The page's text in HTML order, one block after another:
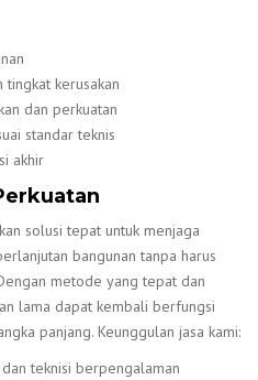
tingkat kerusakan
dan perkuatan
standar teknis
akhir
solusi tepat untuk menjaga
bangunan tanpa harus
metode yang tepat dan
lama dapat kembali berfungsi
panjang. Keunggulan jasa kami:
teknisi berpengalaman